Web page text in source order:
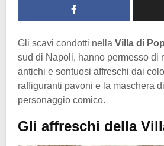
Gli scavi condotti nella Villa di
sud di Napoli, hanno permesso di
antichi e sontuosi affreschi dai
raffiguranti pavoni e la maschera
personaggio comico.
Gli affreschi della